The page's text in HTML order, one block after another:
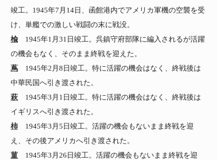
竣工。1945年7月14日、函館港内でアメリカ軍機の空襲を受
け、単艦での激しい戦闘の末に戦没。
楡1945年1月31日竣工。呉鎮守府部隊に編入されるが活躍
の機会もなく、そのまま終戦を迎えた。
蔦1945年2月8日竣工。特に活躍の機会はなく、終戦後は
中華民国へ引き渡された。
萩1945年3月1日竣工。特に活躍の機会はなく、終戦後は
イギリスへ引き渡された。
柿1945年3月5日竣工。活躍の機会もないまま終戦を迎
え、その後アメリカへ引き渡された。
菫1945年3月26日竣工。活躍の機会もないまま終戦を迎